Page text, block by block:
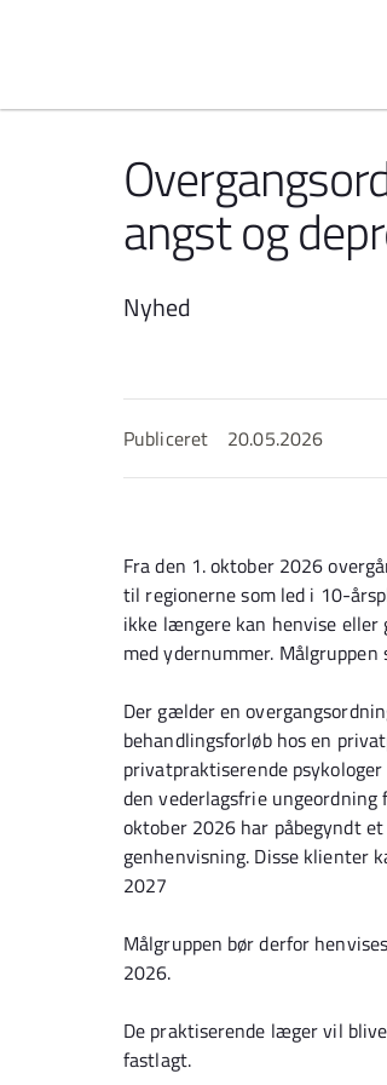
angst og
Nyhed
Publiceret 20.05.2026
Fra den 1. oktober 2026
til regionerne som led i 10-
ikke længere kan henvise eller
med ydernummer.
Der gælder en
behandlingsforløb hos en
privatpraktiserende
den vederlagsfrie
oktober 2026 har påbegyndt
genhenvisning. Disse klienter
2027
Målgruppen bør derfor
2026.
De praktiserende læger vil
fastlagt.